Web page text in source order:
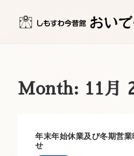
時計工房 儀象堂
お知らせ
アクセス
Month: 11月
年末年始休業及び冬期営
せ